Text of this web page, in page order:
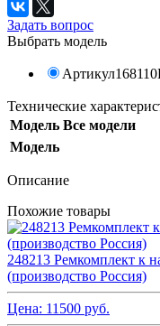
Задать вопрос
Выбрать модель
Артикул168110
Технические
Модель Все модели
Модель
Описание
Похожие товары
248213 Ремкомплект к
(производство Россия)
Цена: 11500 руб.